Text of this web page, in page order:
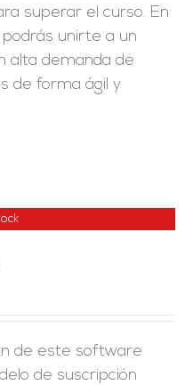
superar el curso. En
unirte a un
alta demanda de
de forma ágil y
de este software
de suscripción